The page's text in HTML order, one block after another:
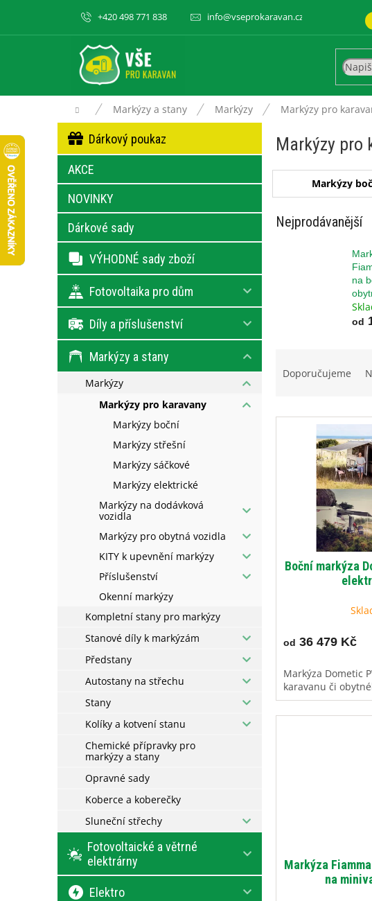
obsah
+420 498 771 838 info@vseprokaravan.cz
Domů Markýzy a stany Markýzy Markýzy pro
s
e
Přeskočit
kategorie
Dárkový poukaz
AKCE
NOVINKY
Dárkové sady
VÝHODNÉ sady zboží
Fotovoltaika pro dům
Díly a příslušenství
Markýzy a stany
Markýzy
Markýzy pro karavany
Markýzy boční
Markýzy střešní
Markýzy sáčkové
Markýzy elektrické
Markýzy na dodávková
vozidla
Markýzy pro obytná vozidla
KITY k upevnění markýzy
Příslušenství
Okenní markýzy
Kompletní stany pro markýzy
Stanové díly k markýzám
Předstany
Autostany na střechu
Stany
Kolíky a kotvení stanu
Chemické přípravky pro
markýzy a stany
Opravné sady
Koberce a koberečky
Sluneční střechy
Fotovoltaické a větrné
elektrárny
Elektro
Markýzy pro
Markýzy
Nejprodávanější
na
od
n
Doporučujeme
V
Boční markýza
od 36 479 Kč
Markýza Dometic
karavanu či
Markýza
na